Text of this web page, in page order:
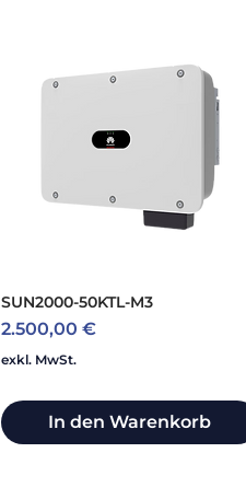
SUN2000-50KTL-M3
Preis
2.500,00 €
exkl. MwSt.
In den Warenkorb